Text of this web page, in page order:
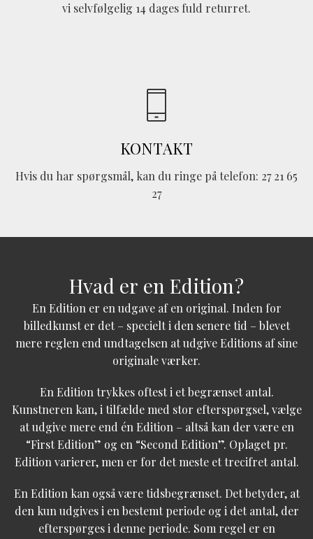
vi selvfølgelig 14 dages fuld returret.
KONTAKT
Hvis du har spørgsmål, kan du ringe på telefon: 27 21 65
27
Hvad er en Edition?
En Edition er en udgave af en original. Inden for
billedkunst er det – specielt i den senere tid – blevet
mere reglen end undtagelsen at udgive Editions af sine
originale værker.
En Edition trykkes oftest i et begrænset antal.
Kunstneren kan, i tilfælde med stor efterspørgsel, vælge
at udgive mere end én Edition – altså kan der være en
“First Edition” og en “Second Edition”. Oplaget pr.
Edition varierer, men er for det meste et trecifret antal.
En Edition kan også være tidsbegrænset. Det betyder, at
den kun udgives i en bestemt periode og i det antal, der
efterspørges i denne periode. Som regel er en